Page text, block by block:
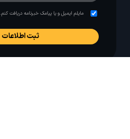
مایلم ایمیل و یا پیامک خبرنامه دریافت کنم.